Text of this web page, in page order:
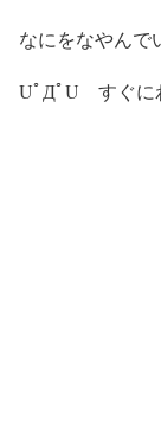
なにをなやんで
UﾟДﾟU すぐに